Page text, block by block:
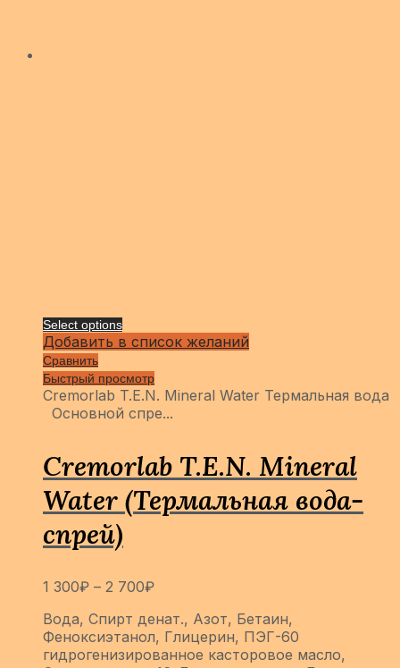
Select options
Добавить в список желаний
Сравнить
Быстрый просмотр
Cremorlab T.E.N. Mineral Water Термальная вода
Основной спре...
Cremorlab T.E.N. Mineral
Water (Термальная вода-
спрей)
1 300₽ – 2 700₽
Вода, Спирт денат., Азот, Бетаин,
Феноксиэтанол, Глицерин, ПЭГ-60
гидрогенизированное касторовое масло,